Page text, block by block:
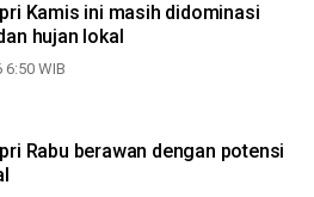
Kamis ini masih didominasi
hujan lokal
6:50 WIB
Rabu berawan dengan potensi